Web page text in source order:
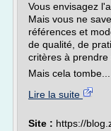
Vous envisagez
Mais vous ne
références et
de qualité, de
critères à prendre
Mais cela tombe...
Lire la suite
Site : https://